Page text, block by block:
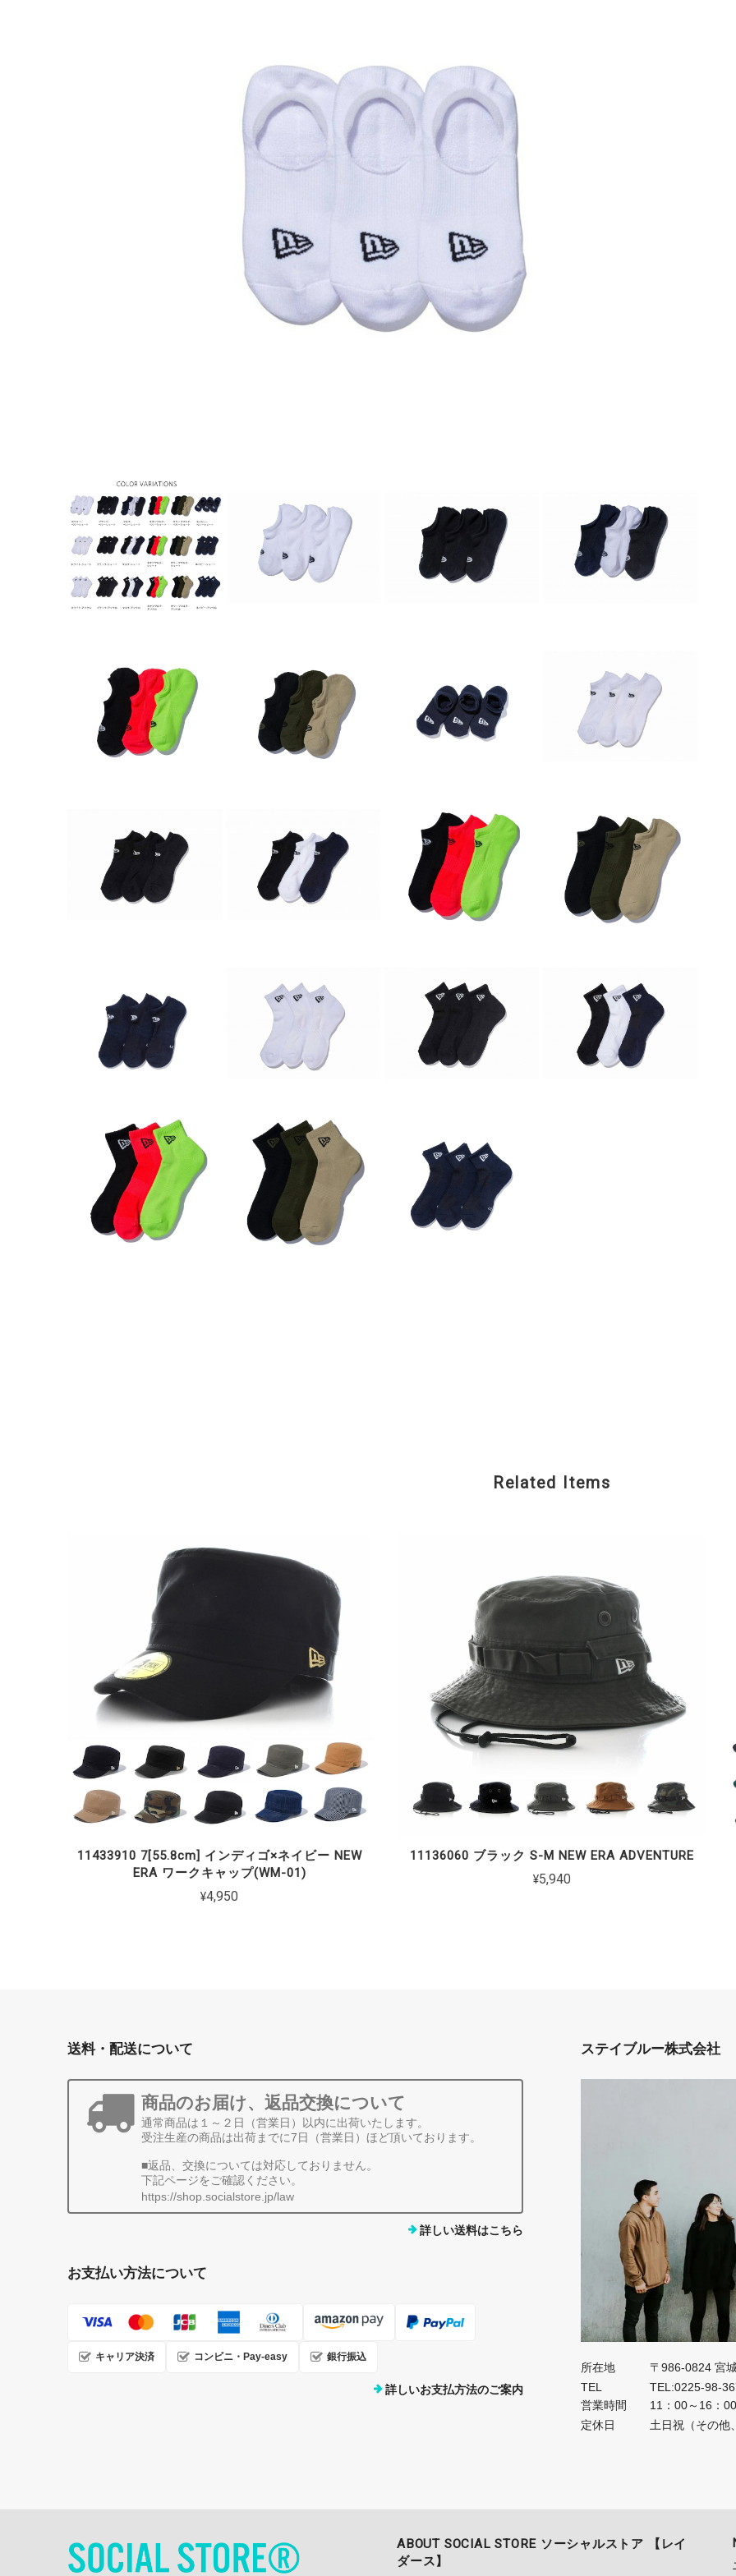
Related Items
11433910 7[55.8cm] インディゴ×ネイビー NEW
ERA ワークキャップ(WM-01)
¥4,950
11136060 ブラック S-M NEW ERA ADVENTURE
¥5,940
送料・配送について
商品のお届け、返品交換について
通常商品は１～２日（営業日）以内に出荷いたします。
受注生産の商品は出荷までに7日（営業日）ほど頂いております。
■返品、交換については対応しておりません。
下記ページをご確認ください。
https://shop.socialstore.jp/law
詳しい送料はこちら
お支払い方法について
キャリア決済 コンビニ・Pay-easy 銀行振込
詳しいお支払方法のご案内
ステイブルー株式会社
所在地
〒986-0824 宮
TEL
TEL:0225-98-
営業時間
11：00～16：
定休日
土日祝（その他
ABOUT SOCIAL STORE ソーシャルストア 【レイ
ダース】